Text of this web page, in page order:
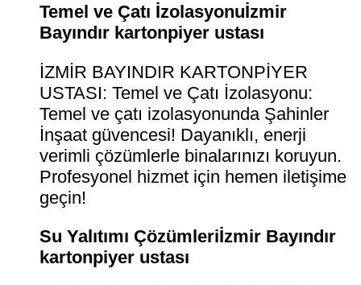
Temel ve Çatı İzolasyonuİzmir
Bayındır kartonpiyer ustası
İZMİR BAYINDIR KARTONPİYER
USTASI: Temel ve Çatı İzolasyonu:
Temel ve çatı izolasyonunda Şahinler
İnşaat güvencesi! Dayanıklı, enerji
verimli çözümlerle binalarınızı koruyun.
Profesyonel hizmet için hemen iletişime
geçin!
Su Yalıtımı Çözümleriİzmir Bayındır
kartonpiyer ustası